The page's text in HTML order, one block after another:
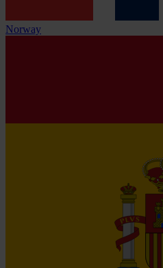
Norway